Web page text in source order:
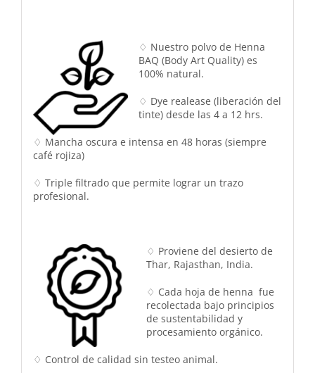
♢ Nuestro polvo de Henna
BAQ (Body Art Quality) es
100% natural.
♢ Dye realease (liberación del
tinte) desde las 4 a 12 hrs.
♢ Mancha oscura e intensa en 48 horas (siempre
café rojiza)
♢ Triple filtrado que permite lograr un trazo
profesional.
♢ Proviene del desierto de
Thar, Rajasthan, India.
♢ Cada hoja de henna fue
recolectada bajo principios
de sustentabilidad y
procesamiento orgánico.
♢ Control de calidad sin testeo animal.